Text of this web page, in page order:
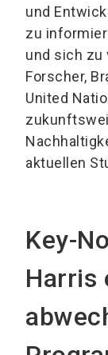
und
zu
und sich zu
Forscher,
United
aktuellen
Key-
Harris